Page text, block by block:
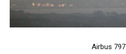
Airbus 797